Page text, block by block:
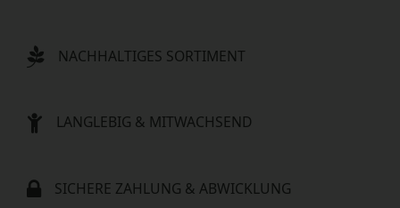
NACHHALTIGES SORTIMENT
LANGLEBIG & MITWACHSEND
SICHERE ZAHLUNG & ABWICKLUNG